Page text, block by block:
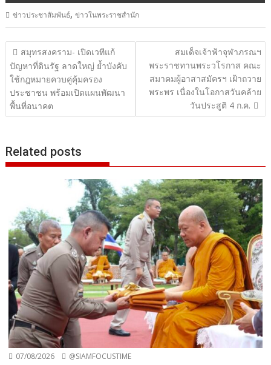
ข่าวประชาสัมพันธ์,ข่าวในพระราชสำนัก
แนะแนว
เรื่อง
สมุทรสงคราม- เปิดเวทีแก้
ปัญหาที่ดินรัฐ ลาดใหญ่ ย้ำบังคับ
ใช้กฎหมายควบคู่คุ้มครอง
ประชาชน พร้อมเปิดแผนพัฒนา
พื้นที่อนาคต
สมเด็จเจ้าฟ้าจุฬาภรณฯ
พระราชทานพระวโรกาส คณะ
สมาคมผู้อาสาสมัครฯ เฝ้าถวาย
พระพร เนื่องในโอกาสวันคล้าย
วันประสูติ 4 ก.ค.
Related posts
07/08/2026 @SIAMFOCUSTIME